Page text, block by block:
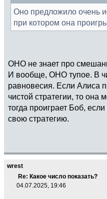
Оно предложило очень
при котором она
ОНО не знает про
И вообще, ОНО тупое. В
равновесия. Если Алиса
чистой стратегии, то она
тогда проиграет Боб,
свою стратегию.
wrest
Re: Какое число показать?
04.07.2025, 19:46